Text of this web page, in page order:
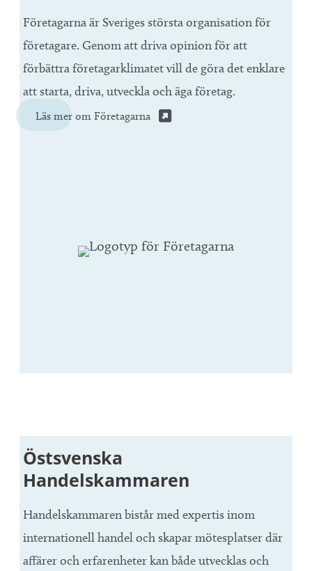
Företagarna är Sveriges största organisation för
företagare. Genom att driva opinion för att
förbättra företagarklimatet vill de göra det enklare
att starta, driva, utveckla och äga företag.
Läs mer om Företagarna
Östsvenska
Handelskammaren
Handelskammaren bistår med expertis inom
internationell handel och skapar mötesplatser där
affärer och erfarenheter kan både utvecklas och